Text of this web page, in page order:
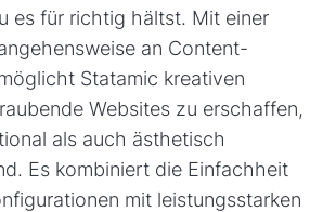
es für richtig hältst. Mit einer
an Content-
Statamic kreativen
Websites zu erschaffen,
als auch ästhetisch
Es kombiniert die Einfachheit
mit leistungsstarken